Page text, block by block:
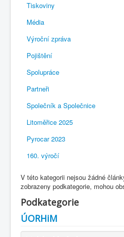
Tiskoviny
Média
Výroční zpráva
Pojištění
Spolupráce
Partneři
Společník a Společnice
Litoměřice 2025
Pyrocar 2023
160. výročí
V této kategorii nejsou žádné
zobrazeny podkategorie, mohou
Podkategorie
ÚORHiM